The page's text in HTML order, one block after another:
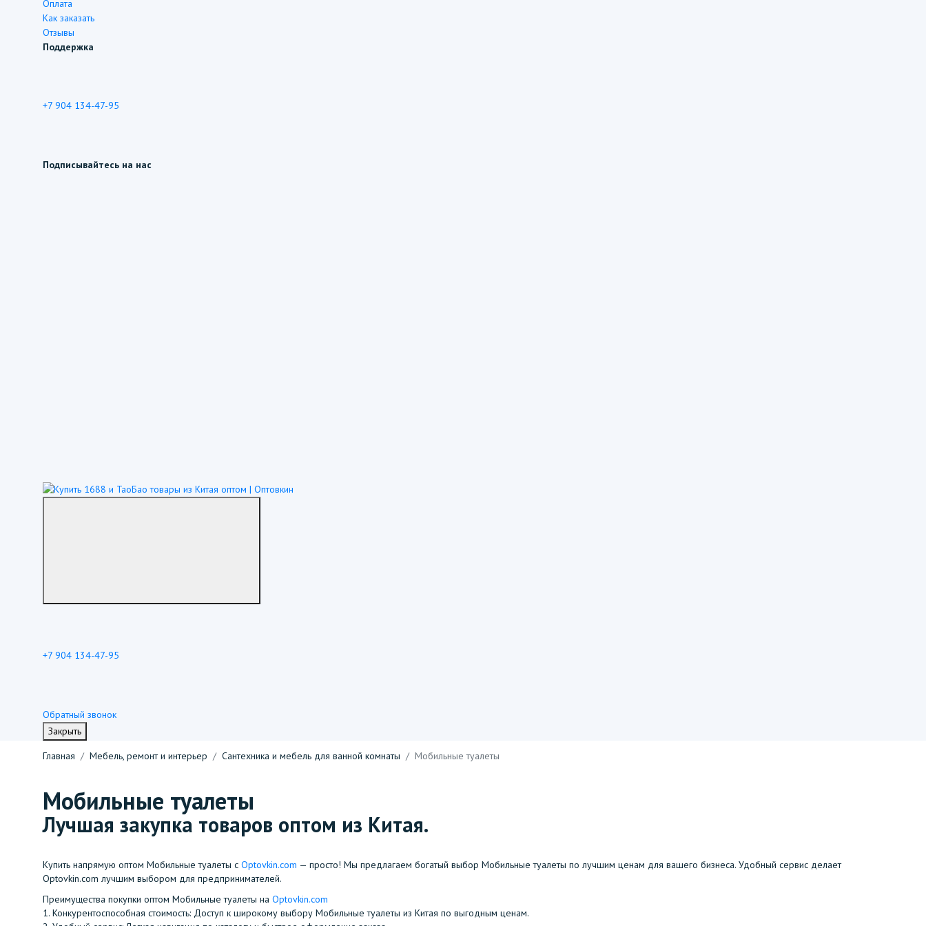
Оплата
Как заказать
Отзывы
Поддержка
+7 904 134-47-95
Подписывайтесь на нас
+7 904 134-47-95
Обратный звонок
Закрыть
Главная
Мебель, ремонт и интерьер Сантехника и мебель для ванной комнаты Мобильные туалеты
Мобильные туалеты
Лучшая закупка товаров оптом из Китая.
Купить напрямую оптом Мобильные туалеты с Optovkin.com — просто! Мы предлагаем богатый выбор Мобильные туалеты по лучшим ценам для вашего бизнеса. Удобный сервис делает
Optovkin.com лучшим выбором для предпринимателей.
Преимущества покупки оптом Мобильные туалеты на Optovkin.com
1.⁠ ⁠Конкурентоспособная стоимость: Доступ к широкому выбору Мобильные туалеты из Китая по выгодным ценам.